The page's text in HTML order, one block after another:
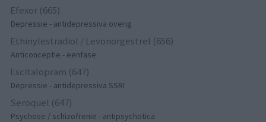
Efexor (665)
Depressie - antidepressiva overig
Ethinylestradiol / Levonorgestrel (656)
Anticonceptie - eenfase
Escitalopram (647)
Depressie - antidepressiva SSRI
Seroquel (647)
Psychose / schizofrenie - antipsychotica